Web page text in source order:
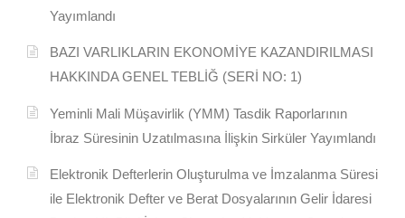
t
o
Yayımlandı
BAZI VARLIKLARIN EKONOMİYE KAZANDIRILMASI
HAKKINDA GENEL TEBLİĞ (SERİ NO: 1)
Yeminli Mali Müşavirlik (YMM) Tasdik Raporlarının
İbraz Süresinin Uzatılmasına İlişkin Sirküler Yayımlandı
Elektronik Defterlerin Oluşturulma ve İmzalanma Süresi
ile Elektronik Defter ve Berat Dosyalarının Gelir İdaresi